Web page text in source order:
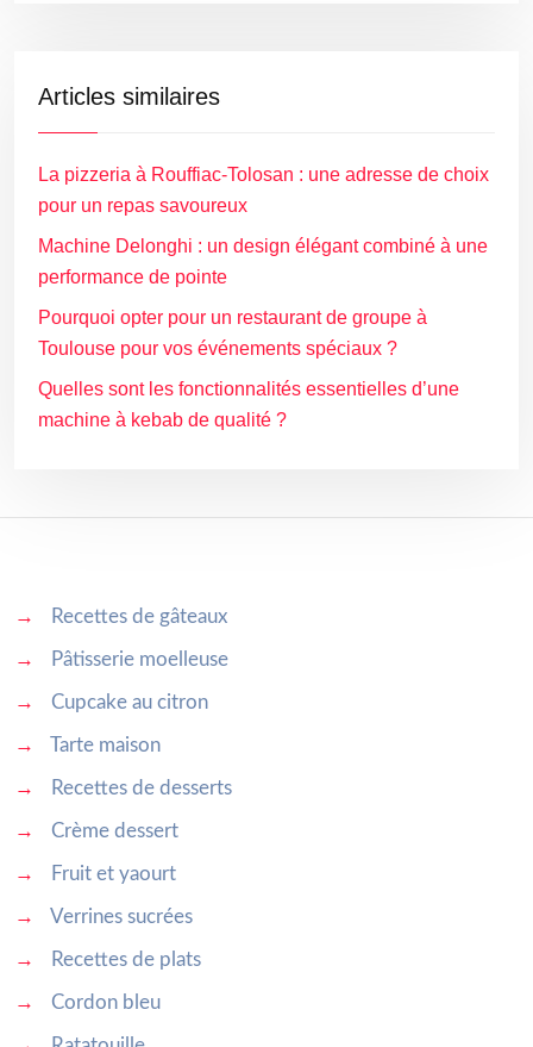
Articles similaires
La pizzeria à Rouffiac-Tolosan : une adresse de choix
pour un repas savoureux
Machine Delonghi : un design élégant combiné à une
performance de pointe
Pourquoi opter pour un restaurant de groupe à
Toulouse pour vos événements spéciaux ?
Quelles sont les fonctionnalités essentielles d’une
machine à kebab de qualité ?
→ Recettes de gâteaux
→ Pâtisserie moelleuse
→ Cupcake au citron
→ Tarte maison
→ Recettes de desserts
→ Crème dessert
→ Fruit et yaourt
→ Verrines sucrées
→ Recettes de plats
→ Cordon bleu